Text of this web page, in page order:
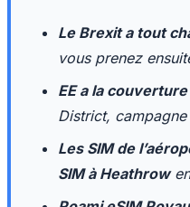
Le Brexit a tout
vous prenez
EE a la
District,
Les SIM de
SIM à Heathrow